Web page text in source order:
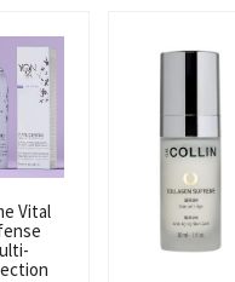
Vital